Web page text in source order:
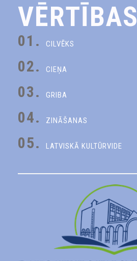
VĒRTĪBAS
01. CILVĒKS
02. CIEŅA
03. GRIBA
04. ZINĀŠANAS
05. LATVISKĀ KULTŪRVIDE